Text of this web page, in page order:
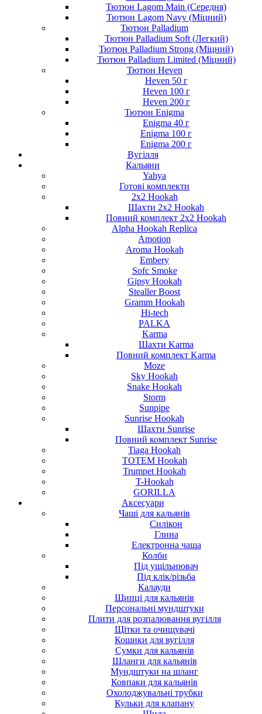
Тютюн Lagom Main (Середня)
Тютюн Lagom Navy (Міцний)
Тютюн Palladium
Тютюн Palladium Soft (Легкий)
Тютюн Palladium Strong (Міцний)
Тютюн Palladium Limited (Міцний)
Тютюн Heven
Heven 50 г
Heven 100 г
Heven 200 г
Тютюн Enigma
Enigma 40 г
Enigma 100 г
Enigma 200 г
Вугілля
Кальяни
Yahya
Готові комплекти
2x2 Hookah
Шахти 2x2 Hookah
Повний комплект 2x2 Hookah
Alpha Hookah Replica
Amotion
Aroma Hookah
Embery
Sofc Smoke
Gipsy Hookah
Stealler Boost
Gramm Hookah
Hi-tech
PALKA
Karma
Шахти Karma
Повний комплект Karma
Moze
Sky Hookah
Snake Hookah
Storm
Sunpipe
Sunrise Hookah
Шахти Sunrise
Повний комплект Sunrise
Tiaga Hookah
TOTEM Hookah
Trumpet Hookah
T-Hookah
GORILLA
Аксесуари
Чаші для кальянів
Силікон
Глина
Електронна чаша
Колби
Під ущільнювач
Під клік/різьба
Калауди
Щипці для кальянів
Персональні мундштуки
Плити для розпалювання вугілля
Щітки та очищувачі
Кошики для вугілля
Сумки для кальянів
Шланги для кальянів
Мундштуки на шланг
Ковпаки для кальянів
Охолоджувальні трубки
Кульки для клапану